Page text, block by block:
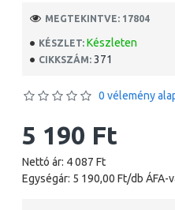
KÉSZLET: Készleten
CIKKSZÁM: 371
MEGTEKINTVE: 17804
0 vélemény
5 190 Ft
Nettó ár: 4 087 Ft
Egységár: 5 190,00 Ft/db ÁFA-